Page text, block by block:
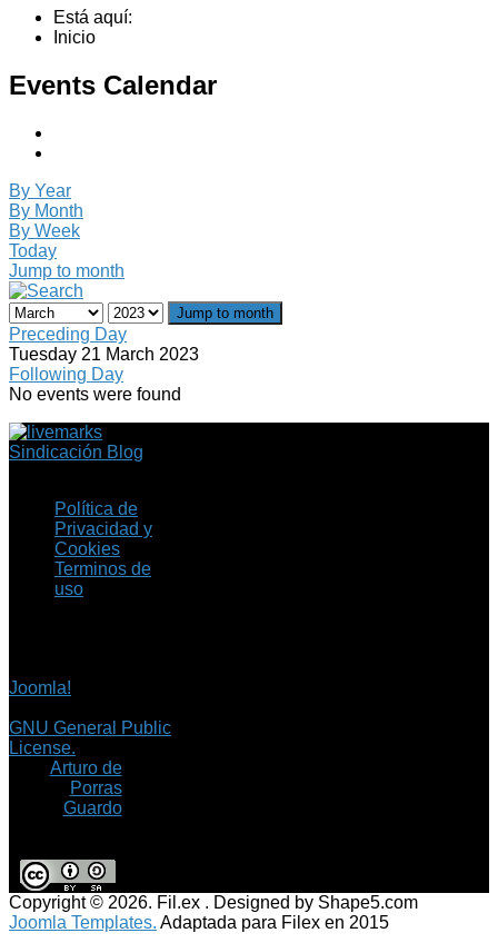
Está aquí:
Inicio
Events Calendar
By Year
By Month
By Week
Today
Jump to month
Jump to month
Preceding Day
Tuesday 21 March 2023
Following Day
No events were found
Sindicación Blog
Política de
Privacidad y
Cookies
Terminos de
uso
Joomla!
GNU General Public
License.
Arturo de
Porras
Guardo
Copyright © 2026. Fil.ex . Designed by Shape5.com
Joomla Templates. Adaptada para Filex en 2015